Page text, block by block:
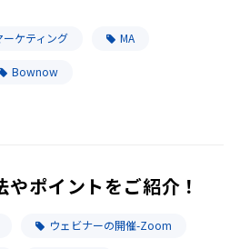
ーケティング MA
Bownow
ポイントをご紹介！
ウェビナーの開催-Zoom